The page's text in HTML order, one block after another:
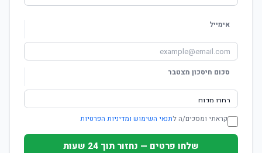
אימייל
סכום חיסכון מצטבר
קראתי ומסכים/ה לתנאי השימוש ומדיניות הפרטיות
שלחו פרטים — נחזור תוך 24 שעות